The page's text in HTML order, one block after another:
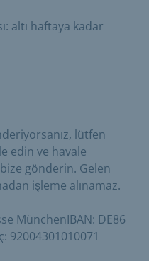
altı haftaya kadar
lütfen
edin ve havale
gönderin. Gelen
işleme alınamaz.
MünchenIBAN: DE86
92004301010071